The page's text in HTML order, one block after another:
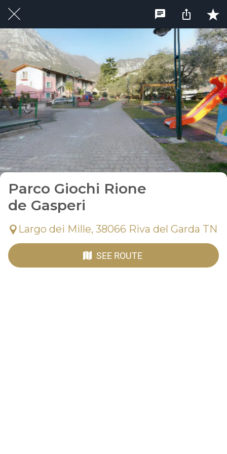
Parco Giochi Rione
de Gasperi
Largo dei Mille, 38066 Riva del Garda TN
SEE ROUTE